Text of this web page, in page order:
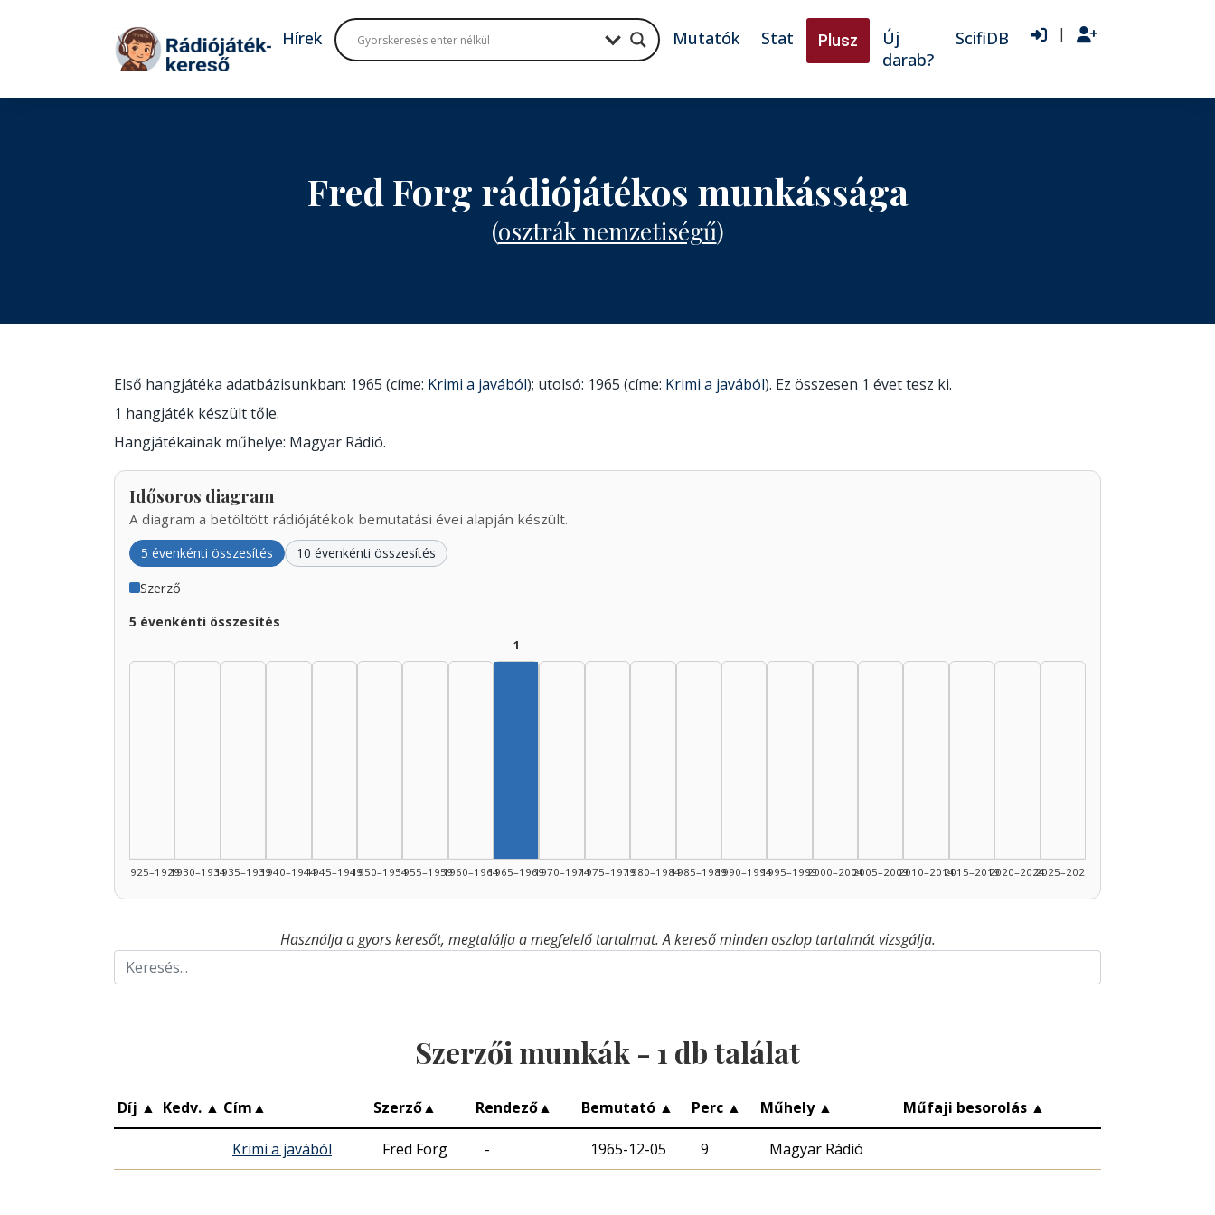
Tovább a tartalomhoz
Hírek Mutatók Stat Plusz
Új
darab?
ScifiDB |
Fred Forg rádiójátékos munkássága
(osztrák nemzetiségű)
Első hangjátéka adatbázisunkban: 1965 (címe: Krimi a javából); utolsó: 1965 (címe: Krimi a javából). Ez összesen 1 évet tesz ki.
1 hangjáték készült tőle.
Hangjátékainak műhelye: Magyar Rádió.
Idősoros diagram
A diagram a betöltött rádiójátékok bemutatási évei alapján készült.
5 évenkénti összesítés 10 évenkénti összesítés
Szerző
5 évenkénti összesítés
1925–19291930–19341935–19391940–19441945–19491950–19541955–19591960–1964
1
1965–19691970–19741975–19791980–19841985–19891990–19941995–19992000–20042005–20092010–20142015–20192020–20242025–2026
Használja a gyors keresőt, megtalálja a megfelelő tartalmat. A kereső minden oszlop tartalmát vizsgálja.
Szerzői munkák - 1 db találat
Díj ▲ Kedv. ▲ Cím▲ Szerző▲ Rendező▲ Bemutató ▲ Perc ▲ Műhely ▲ Műfaji besorolás ▲
Krimi a javából Fred Forg - 1965-12-05 9 Magyar Rádió